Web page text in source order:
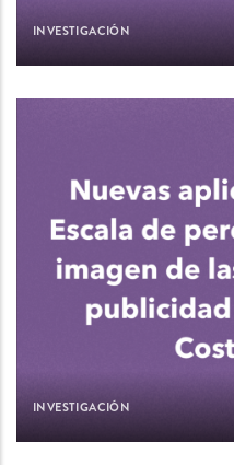
INVESTIGACIÓN
INVESTIGACIÓN